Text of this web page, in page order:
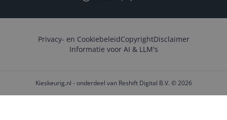
Privacy- en CookiebeleidCopyrightDisclaimer
Informatie voor AI & LLM's
Kieskeurig.nl - onderdeel van Reshift Digital B.V. © 2026